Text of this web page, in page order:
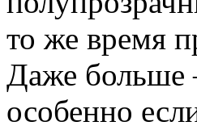
то же время
Даже больше
особенно